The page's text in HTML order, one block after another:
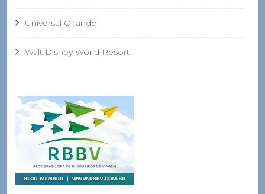
Universal Orlando
Walt Disney World Resort